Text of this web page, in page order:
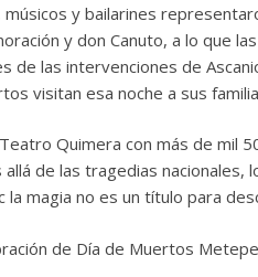
músicos y bailarines
y don Canuto, a lo que
de las intervenciones de
visitan esa noche a sus
Quimera con más de mil
allá de las tragedias
la magia no es un título para
de Día de Muertos